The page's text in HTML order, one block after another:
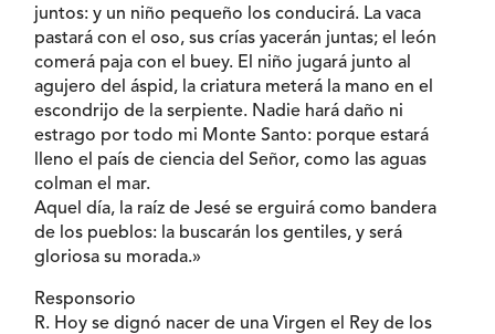
juntos: y un niño pequeño los conducirá. La vaca
pastará con el oso, sus crías yacerán juntas; el león
comerá paja con el buey. El niño jugará junto al
agujero del áspid, la criatura meterá la mano en el
escondrijo de la serpiente. Nadie hará daño ni
estrago por todo mi Monte Santo: porque estará
lleno el país de ciencia del Señor, como las aguas
colman el mar.
Aquel día, la raíz de Jesé se erguirá como bandera
de los pueblos: la buscarán los gentiles, y será
gloriosa su morada.»
Responsorio
R. Hoy se dignó nacer de una Virgen el Rey de los